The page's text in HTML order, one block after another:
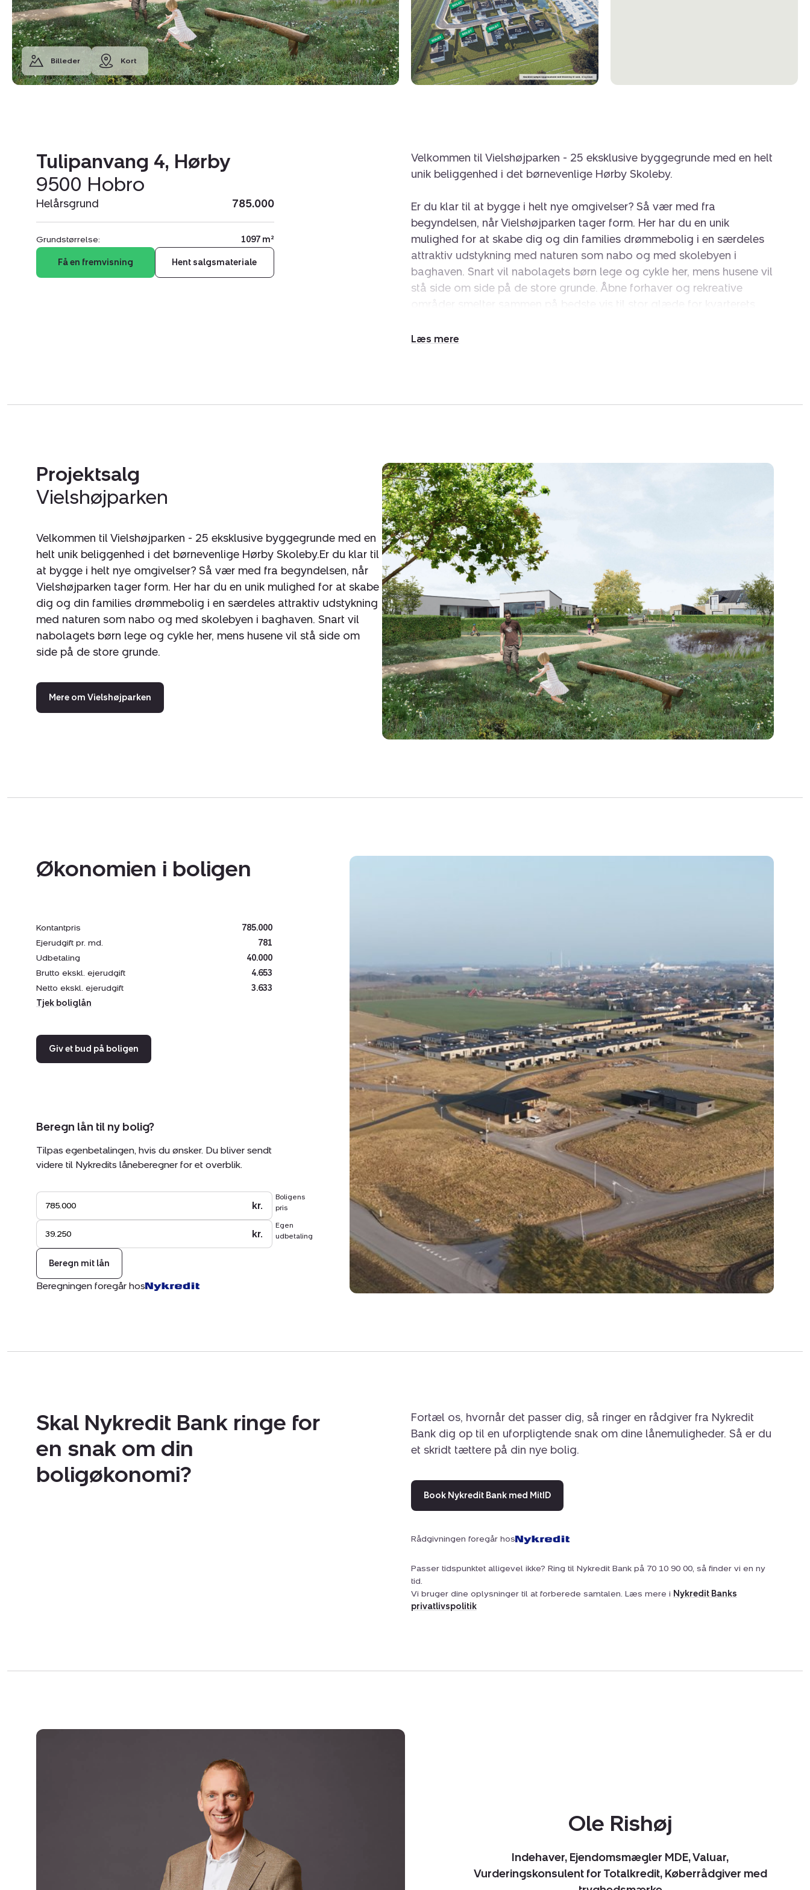
Billeder Kort
Tulipanvang 4, Hørby
9500 Hobro
Helårsgrund 785.000
Grundstørrelse: 1097 m²
Få en fremvisning Hent salgsmateriale
Velkommen til Vielshøjparken - 25 eksklusive byggegrunde med en helt
unik beliggenhed i det børnevenlige Hørby Skoleby.
Er du klar til at bygge i helt nye omgivelser? Så vær med fra
begyndelsen, når Vielshøjparken tager form. Her har du en unik
mulighed for at skabe dig og din families drømmebolig i en særdeles
attraktiv udstykning med naturen som nabo og med skolebyen i
baghaven. Snart vil nabolagets børn lege og cykle her, mens husene vil
stå side om side på de store grunde. Åbne forhaver og rekreative
sjov og leg. Udstykningen får en ganske særlig stemning med summen
Området tilbyder alt en familie skal bruge i hverdagen. Børnefamilierne
idrætshal. Så vil du dine børn noget godt - så er denne udstykning det
oplagte valg. For pendlerne er denne beliggenhed også ekstra
interessant da motorvej E45 kan nås på ganske kort tid, hvorfra der er
ca. 30 min. til Aalborg, ca. 25 min. til Randers og ca. 45 min. til Århus
Grundene udbydes i gode store størrelser på ca. 800 - 1.300
kvadratmeter og er færdig udstykket.
Grundene er byggemodnet og sælger har afholdt udgifterne til
etablering af vand, kloak og el. Grundene sælges efter "først til mølle"
princippet.
Der foreligger lokalplan for området, hvorfor den lokalplanen kan
rekvireres hos Nybolig Hobro.
Ønsker du mere information om Vielshøjparken
Så ring til Nybolig allerede i dag og hør mere om dine muligheder i
Vielshøjparken.
Projektsalg
Vielshøjparken
Velkommen til Vielshøjparken - 25 eksklusive byggegrunde med en
helt unik beliggenhed i det børnevenlige Hørby Skoleby.Er du klar til
at bygge i helt nye omgivelser? Så vær med fra begyndelsen, når
Vielshøjparken tager form. Her har du en unik mulighed for at skabe
dig og din families drømmebolig i en særdeles attraktiv udstykning
med naturen som nabo og med skolebyen i baghaven. Snart vil
nabolagets børn lege og cykle her, mens husene vil stå side om
side på de store grunde.
Mere om Vielshøjparken
Økonomien i boligen
Kontantpris
785.000
Ejerudgift pr. md.
781
Udbetaling
40.000
Brutto ekskl. ejerudgift
4.653
Netto ekskl. ejerudgift
3.633
Tjek boliglån
Giv et bud på boligen
Beregn lån til ny bolig?
Tilpas egenbetalingen, hvis du ønsker. Du bliver sendt
videre til Nykredits låneberegner for et overblik.
Boligens
pris
kr.
Egen
udbetaling
kr.
Beregn mit lån
Beregningen foregår hos
Skal Nykredit Bank ringe for
en snak om din
boligøkonomi?
Fortæl os, hvornår det passer dig, så ringer en rådgiver fra Nykredit
Bank dig op til en uforpligtende snak om dine lånemuligheder. Så er du
et skridt tættere på din nye bolig.
Book Nykredit Bank med MitID
Rådgivningen foregår hos
Passer tidspunktet alligevel ikke? Ring til Nykredit Bank på 70 10 90 00, så finder vi en ny
tid.
Vi bruger dine oplysninger til at forberede samtalen. Læs mere i Nykredit Banks
privatlivspolitik
Ole Rishøj
Indehaver, Ejendomsmægler MDE, Valuar,
Vurderingskonsulent for Totalkredit, Køberrådgiver med